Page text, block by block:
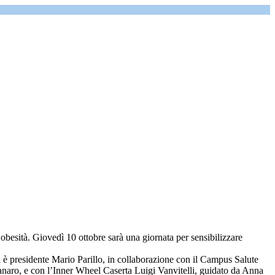
Giovedì 10 ottobre sarà una giornata per sensibilizzare
presidente Mario Parillo, in collaborazione con il Campus Salute
e con l’Inner Wheel Caserta Luigi Vanvitelli, guidato da Anna